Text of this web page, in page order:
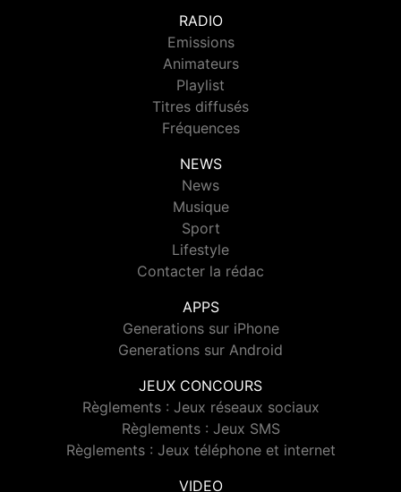
RADIO
Emissions
Animateurs
Playlist
Titres diffusés
Fréquences
NEWS
News
Musique
Sport
Lifestyle
Contacter la rédac
APPS
Generations sur iPhone
Generations sur Android
JEUX CONCOURS
Règlements : Jeux réseaux sociaux
Règlements : Jeux SMS
Règlements : Jeux téléphone et internet
VIDEO